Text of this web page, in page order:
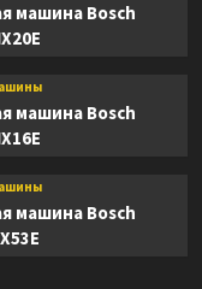
машина Bosch
машина Bosch
машина Bosch